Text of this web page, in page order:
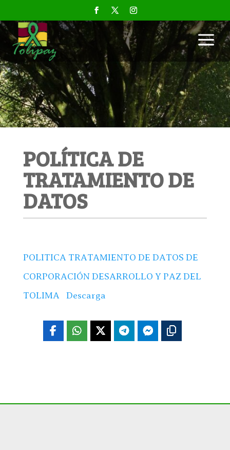
a
POLÍTICA DE
TRATAMIENTO DE
DATOS
POLITICA TRATAMIENTO DE DATOS DE
CORPORACIÓN DESARROLLO Y PAZ DEL
TOLIMA
Descarga